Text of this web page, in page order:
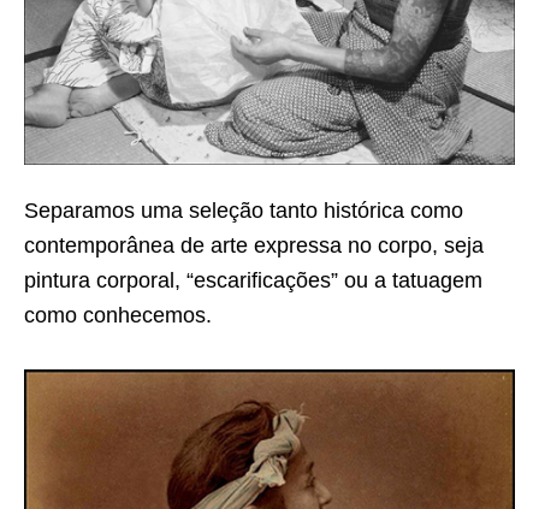
Separamos uma seleção tanto histórica como
contemporânea de arte expressa no corpo, seja
pintura corporal, “escarificações” ou a tatuagem
como conhecemos.